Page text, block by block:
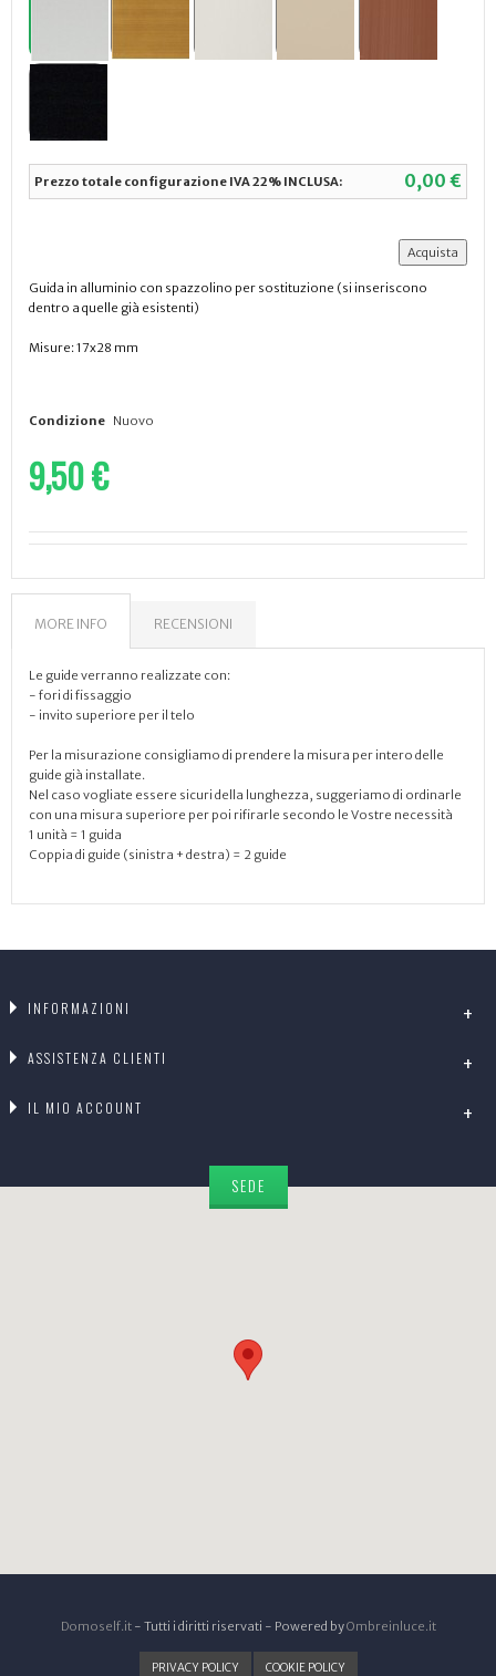
Prezzo totale configurazione IVA 22% INCLUSA: 0,00 €
Guida in alluminio con spazzolino per sostituzione (si inseriscono
dentro a quelle già esistenti)
Misure: 17x28 mm
Condizione Nuovo
9,50 €
MORE INFO RECENSIONI
Le guide verranno realizzate con:
- fori di fissaggio
- invito superiore per il telo
Per la misurazione consigliamo di prendere la misura per intero delle
guide già installate.
Nel caso vogliate essere sicuri della lunghezza, suggeriamo di ordinarle
con una misura superiore per poi rifirarle secondo le Vostre necessità
1 unità = 1 guida
Coppia di guide (sinistra + destra) = 2 guide
INFORMAZIONI
ASSISTENZA CLIENTI
IL MIO ACCOUNT
SEDE
Domoself.it- Tutti i diritti riservati - Powered byOmbreinluce.it
PRIVACY POLICY COOKIE POLICY